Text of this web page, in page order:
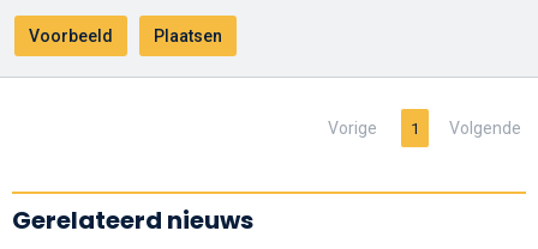
Vorige 1 Volgende
Gerelateerd nieuws